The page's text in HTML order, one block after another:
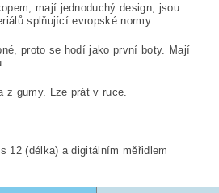
mají jednoduchý design, jsou
splňující evropské normy.
proto se hodí jako první boty. Mají
z gumy. Lze prát v ruce.
12 (délka) a digitálním měřidlem